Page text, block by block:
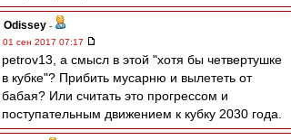
Odissey -
01 сен 2017 07:17
petrov13, а смысл в этой "хотя бы четвертушке
в кубке"? Прибить мусарню и вылететь от
бабая? Или считать это прогрессом и
поступательным движением к кубку 2030 года.